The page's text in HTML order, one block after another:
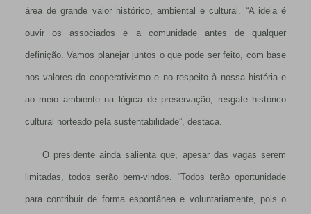
área de grande valor histórico, ambiental e cultural. “A ideia é
ouvir os associados e a comunidade antes de qualquer
definição. Vamos planejar juntos o que pode ser feito, com base
nos valores do cooperativismo e no respeito à nossa história e
ao meio ambiente na lógica de preservação, resgate histórico
cultural norteado pela sustentabilidade”, destaca.
O presidente ainda salienta que, apesar das vagas serem
limitadas, todos serão bem-vindos. “Todos terão oportunidade
para contribuir de forma espontânea e voluntariamente, pois o